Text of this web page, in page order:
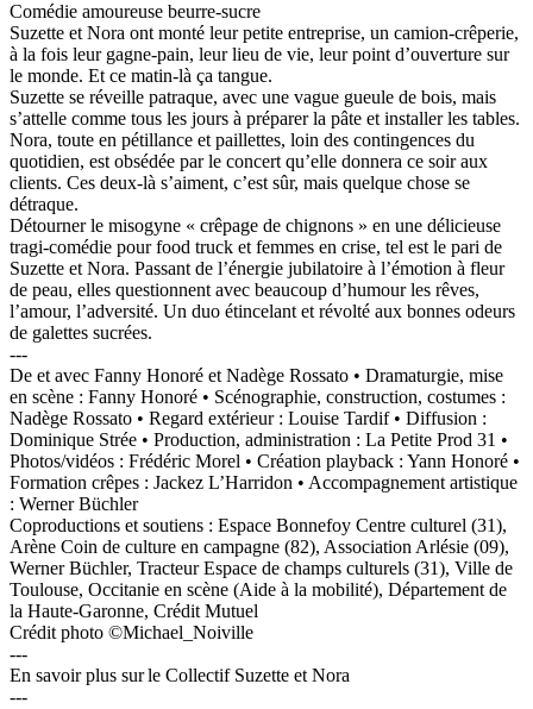
Comédie amoureuse beurre-sucre
Suzette et Nora ont monté leur petite entreprise, un camion-crêperie,
à la fois leur gagne-pain, leur lieu de vie, leur point d’ouverture sur
le monde. Et ce matin-là ça tangue.
Suzette se réveille patraque, avec une vague gueule de bois, mais
s’attelle comme tous les jours à préparer la pâte et installer les tables.
Nora, toute en pétillance et paillettes, loin des contingences du
quotidien, est obsédée par le concert qu’elle donnera ce soir aux
clients. Ces deux-là s’aiment, c’est sûr, mais quelque chose se
détraque.
Détourner le misogyne « crêpage de chignons » en une délicieuse
tragi-comédie pour food truck et femmes en crise, tel est le pari de
Suzette et Nora. Passant de l’énergie jubilatoire à l’émotion à fleur
de peau, elles questionnent avec beaucoup d’humour les rêves,
l’amour, l’adversité. Un duo étincelant et révolté aux bonnes odeurs
de galettes sucrées.
---
De et avec Fanny Honoré et Nadège Rossato • Dramaturgie, mise
en scène : Fanny Honoré • Scénographie, construction, costumes :
Nadège Rossato • Regard extérieur : Louise Tardif • Diffusion :
Dominique Strée • Production, administration : La Petite Prod 31 •
Photos/vidéos : Frédéric Morel • Création playback : Yann Honoré •
Formation crêpes : Jackez L’Harridon • Accompagnement artistique
: Werner Büchler
Coproductions et soutiens : Espace Bonnefoy Centre culturel (31),
Arène Coin de culture en campagne (82), Association Arlésie (09),
Werner Büchler, Tracteur Espace de champs culturels (31), Ville de
Toulouse, Occitanie en scène (Aide à la mobilité), Département de
la Haute-Garonne, Crédit Mutuel
Crédit photo ©Michael_Noiville
---
En savoir plus sur le Collectif Suzette et Nora
---